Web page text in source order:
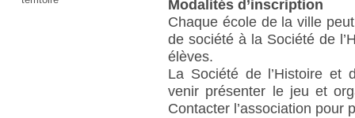
Modalités d’inscription
Chaque école de la ville
de société à la Société de
élèves.
La Société de l’Histoire et
venir présenter le jeu et
Contacter l’association pour